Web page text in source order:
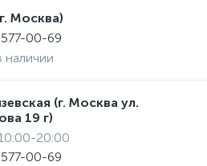
Москва)
00-69
наличии
(г. Москва ул.
19 г)
20:00
00-69